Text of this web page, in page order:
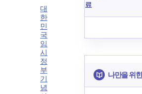
대
한
민
국
임
시
정
부
기
념
료
나만을 위